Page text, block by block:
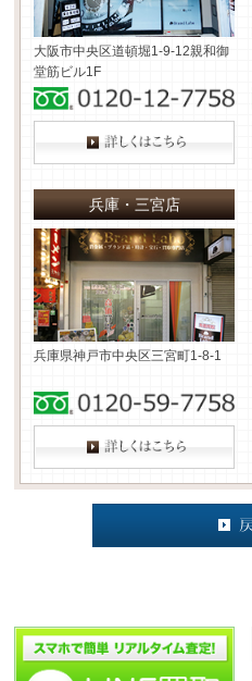
大阪市中央区道頓堀1-9-12親和御
堂筋ビル1F
兵庫・三宮店
兵庫県神戸市中央区三宮町1-8-1